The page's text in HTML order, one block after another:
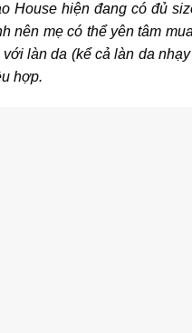
House hiện đang có đủ
nên mẹ có thể yên tâm
làn da (kể cả làn da
hợp.